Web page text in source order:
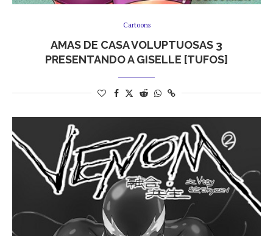
Cartoons
AMAS DE CASA VOLUPTUOSAS 3
PRESENTANDO A GISELLE [TUFOS]